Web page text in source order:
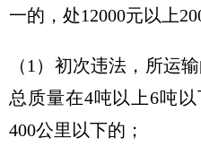
一的，处12000元以上
（1）初次违法，所运
总质量在4吨以上6吨
400公里以下的；